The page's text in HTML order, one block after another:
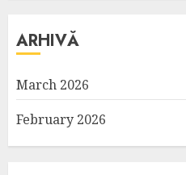
ARHIVĂ
March 2026
February 2026